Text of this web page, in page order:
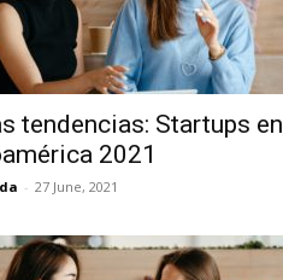
tendencias: Startups en
2021
- 27 June, 2021